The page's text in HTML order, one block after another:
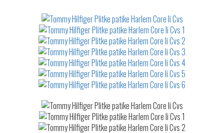
waterrepellent